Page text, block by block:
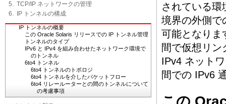
5. TCP/IP ネットワークの管理
6. IP トンネルの構成
IP トンネルの概要
この Oracle Solaris リリースでの IP トンネル管理
トンネルのタイプ
IPv6 と IPv4 を組み合わせたネットワーク環境で
のトンネル
6to4 トンネル
6to4 トンネルのトポロジ
6to4 トンネルを介したパケットフロー
6to4 リレールーターとの間のトンネルについて
の考慮事項
されている
境界の外側で
可能となりま
間で仮想リ
IPv4 ネット
間での IPv6